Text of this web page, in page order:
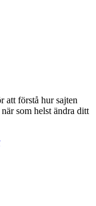
att förstå hur sajten
som helst ändra ditt